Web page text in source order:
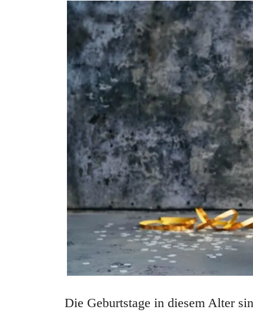
Die Geburtstage in diesem Alter